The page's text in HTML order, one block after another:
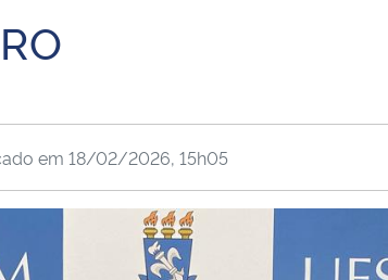
Geral da União
em 18/02/2026, 15h05